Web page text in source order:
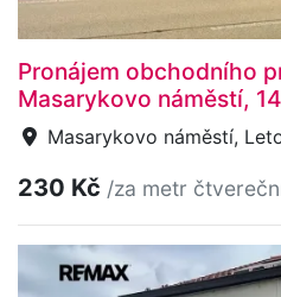
Pronájem obchodního
Masarykovo náměstí,
Masarykovo náměstí,
230 Kč /za metr